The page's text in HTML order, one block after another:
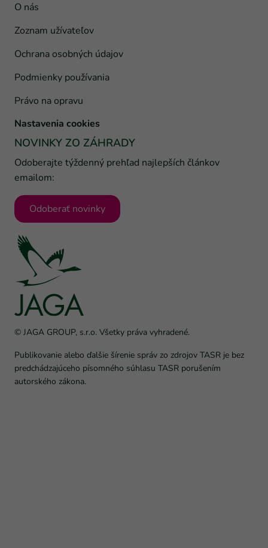
© JAGA GROUP, s.r.o. Všetky práva vyhradené.
Publikovanie alebo ďalšie šírenie správ zo zdrojov TASR je bez
predchádzajúceho písomného súhlasu TASR porušením
autorského zákona.
O nás
Zoznam užívateľov
Ochrana osobných údajov
Podmienky používania
Právo na opravu
Nastavenia cookies
NOVINKY ZO ZÁHRADY
Odoberajte týždenný prehľad najlepších článkov
emailom:
Odoberať novinky